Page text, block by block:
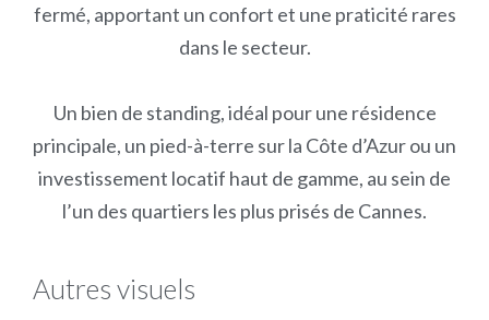
fermé, apportant un confort et une praticité rares
dans le secteur.
Un bien de standing, idéal pour une résidence
principale, un pied-à-terre sur la Côte d’Azur ou un
investissement locatif haut de gamme, au sein de
l’un des quartiers les plus prisés de Cannes.
Autres visuels